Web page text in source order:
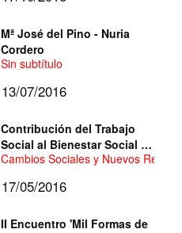
Mª José del Pino - Nuria
Cordero
Sin subtítulo
13/07/2016
Contribución del Trabajo
Social al Bienestar Social y
a su Cuarto Pilar, el Sistema
Sociales
Cambios Sociales y Nuevos Retos
17/05/2016
II Encuentro 'Mil Formas de